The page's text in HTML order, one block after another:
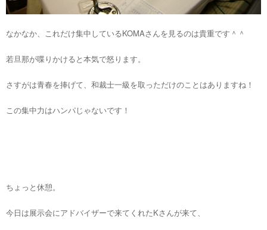
なかなか、これだけ集中しているKOMAさんを見るのは貴重です＾＾
若旦那が喋りかけると本気で怒ります。
さすがは青春を捧げて、和裁士一級を取っただけのことはありますね！
この集中力はハンパじゃないです！
ちょっと休憩。
今日は展示会にアドバイザーで来てくれたKさんが来て、